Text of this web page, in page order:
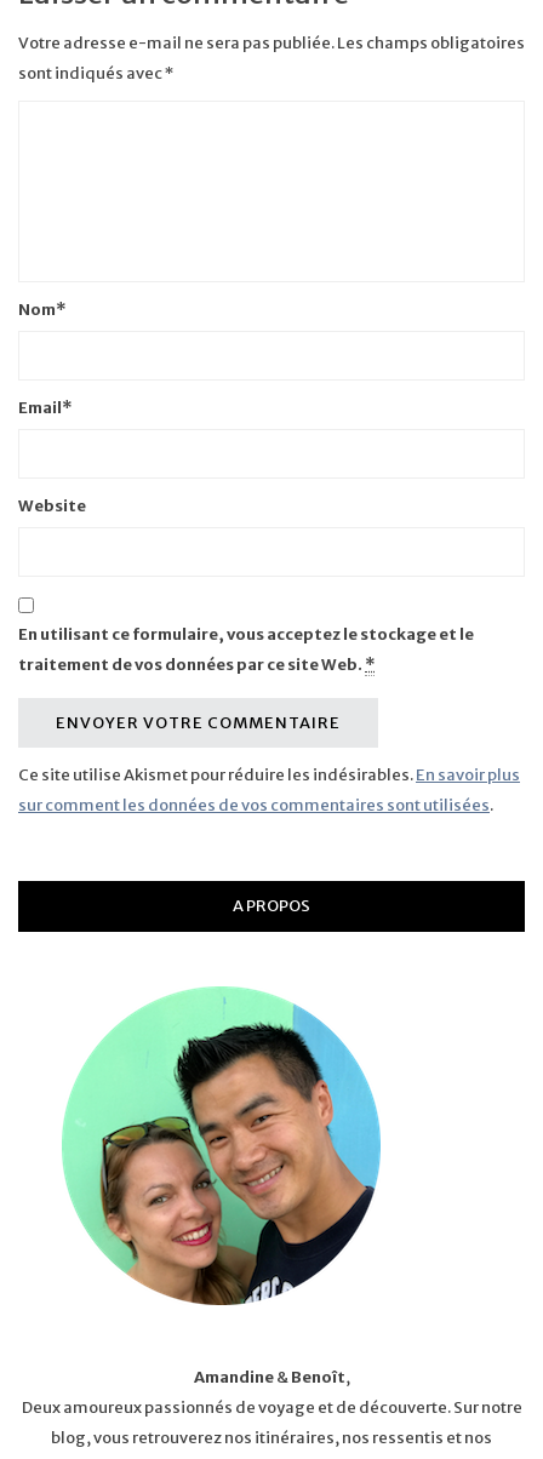
Votre adresse e-mail ne sera pas publiée.Les champs obligatoires
sont indiqués avec*
Nom*
Email*
Website
En utilisant ce formulaire, vous acceptez le stockage et le
traitement de vos données par ce site Web. *
Ce site utilise Akismet pour réduire les indésirables.En savoir plus
sur comment les données de vos commentaires sont utilisées.
A PROPOS
Amandine&Benoît,
Deux amoureux passionnés de voyage et de découverte. Sur notre
blog, vous retrouverez nos itinéraires, nos ressentis et nos